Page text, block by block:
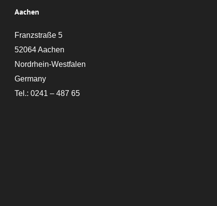
Aachen
Franzstraße 5
52064 Aachen
Nordrhein-Westfalen
Germany
Tel.: 0241 – 487 65